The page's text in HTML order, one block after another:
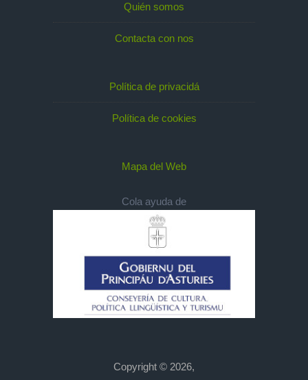
Quién somos
Contacta con nos
Política de privacidá
Política de cookies
Mapa del Web
Cola ayuda de
Copyright © 2026,